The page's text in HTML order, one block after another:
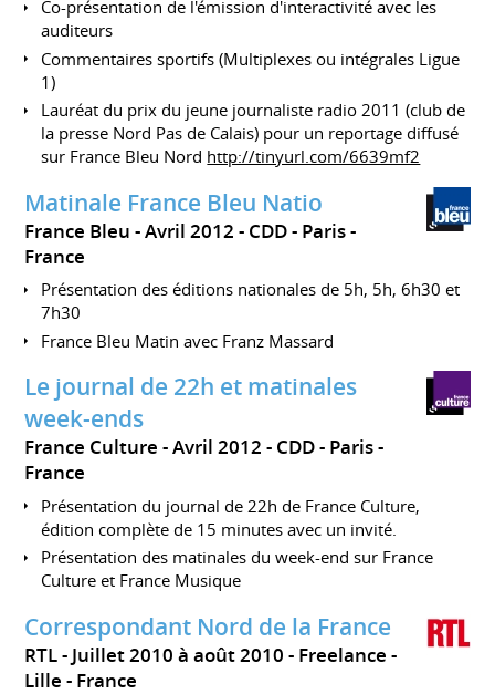
Co-présentation de l'émission d'interactivité avec les
auditeurs
Commentaires sportifs (Multiplexes ou intégrales Ligue
1)
Lauréat du prix du jeune journaliste radio 2011 (club de
la presse Nord Pas de Calais) pour un reportage diffusé
sur France Bleu Nord http://tinyurl.com/6639mf2
Matinale France Bleu Natio
France Bleu Avril 2012 CDD
Paris
France
Présentation des éditions nationales de 5h, 5h, 6h30 et
7h30
France Bleu Matin avec Franz Massard
Le journal de 22h et matinales
week-ends
France Culture Avril 2012 CDD
Paris
France
Présentation du journal de 22h de France Culture,
édition complète de 15 minutes avec un invité.
Présentation des matinales du week-end sur France
Culture et France Musique
Correspondant Nord de la France
RTL Juillet 2010 à août 2010 Freelance
Lille
France